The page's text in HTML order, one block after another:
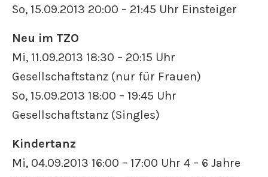
So, 15.09.2013 20:00 – 21:45 Uhr Einsteiger
Neu im TZO
Mi, 11.09.2013 18:30 – 20:15 Uhr
Gesellschaftstanz (nur für Frauen)
So, 15.09.2013 18:00 – 19:45 Uhr
Gesellschaftstanz (Singles)
Kindertanz
Mi, 04.09.2013 16:00 – 17:00 Uhr 4 – 6 Jahre